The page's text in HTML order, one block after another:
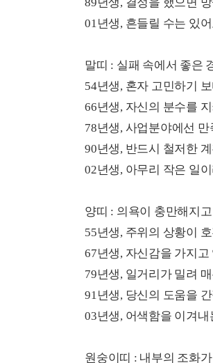
01년생, 흔들릴 수는 있
말띠 : 실패 속에서 좋은
54년생, 혼자 고민하기
66년생, 자신의 분수를
78년생, 사업분야에선
90년생, 반드시 철저한
02년생, 아무리 작은 일
양띠 : 의욕이 충만해지
55년생, 주위의 상황이
67년생, 자신감을 가지
79년생, 일거리가 밀려
91년생, 당신의 도움을
03년생, 어색함을 이겨
원숭이띠 : 내부의 조화